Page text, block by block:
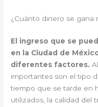
¿Cuánto dinero se gana
El ingreso que se
en la Ciudad de
diferentes factores.
importantes son el tipo
tiempo que se tarde en
utilizados, la calidad del